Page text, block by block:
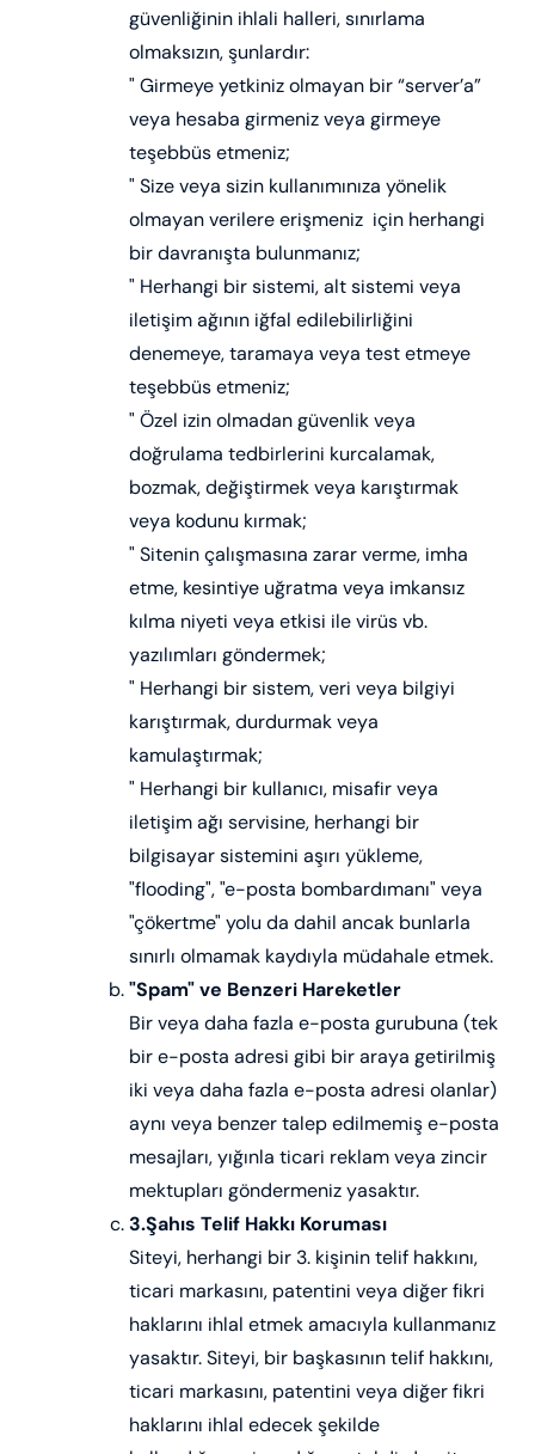
güvenliğinin ihlali halleri, sınırlama
olmaksızın, şunlardır:
" Girmeye yetkiniz olmayan bir “server’a”
veya hesaba girmeniz veya girmeye
teşebbüs etmeniz;
" Size veya sizin kullanımınıza yönelik
olmayan verilere erişmeniz için herhangi
bir davranışta bulunmanız;
" Herhangi bir sistemi, alt sistemi veya
iletişim ağının iğfal edilebilirliğini
denemeye, taramaya veya test etmeye
teşebbüs etmeniz;
" Özel izin olmadan güvenlik veya
doğrulama tedbirlerini kurcalamak,
bozmak, değiştirmek veya karıştırmak
veya kodunu kırmak;
" Sitenin çalışmasına zarar verme, imha
etme, kesintiye uğratma veya imkansız
kılma niyeti veya etkisi ile virüs vb.
yazılımları göndermek;
" Herhangi bir sistem, veri veya bilgiyi
karıştırmak, durdurmak veya
kamulaştırmak;
" Herhangi bir kullanıcı, misafir veya
iletişim ağı servisine, herhangi bir
bilgisayar sistemini aşırı yükleme,
"flooding", "e-posta bombardımanı" veya
"çökertme" yolu da dahil ancak bunlarla
sınırlı olmamak kaydıyla müdahale etmek.
"Spam" ve Benzeri Hareketler
Bir veya daha fazla e-posta gurubuna (tek
bir e-posta adresi gibi bir araya getirilmiş
iki veya daha fazla e-posta adresi olanlar)
aynı veya benzer talep edilmemiş e-posta
mesajları, yığınla ticari reklam veya zincir
mektupları göndermeniz yasaktır.
3.Şahıs Telif Hakkı Koruması
Siteyi, herhangi bir 3. kişinin telif hakkını,
ticari markasını, patentini veya diğer fikri
haklarını ihlal etmek amacıyla kullanmanız
yasaktır. Siteyi, bir başkasının telif hakkını,
ticari markasını, patentini veya diğer fikri
haklarını ihlal edecek şekilde